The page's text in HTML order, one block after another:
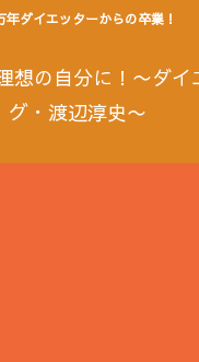
年ダイエッターからの卒業！
想の自分に！〜ダイ
グ・渡辺淳史〜